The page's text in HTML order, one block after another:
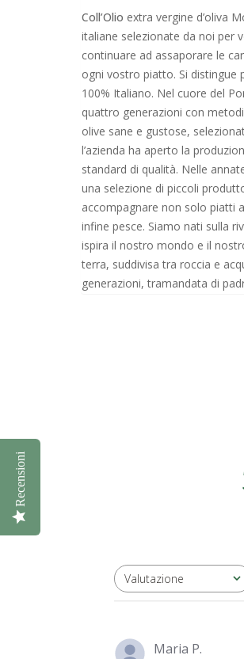
Coll’Olio extra vergine d’oliva
italiane selezionate da noi per
continuare ad assaporare le
ogni vostro piatto. Si distingue
100% Italiano. Nel cuore del
quattro generazioni con
olive sane e gustose,
l’azienda ha aperto la
standard di qualità. Nelle
una selezione di piccoli
accompagnare non solo piatti
infine pesce. Siamo nati sulla
ispira il nostro mondo e il
terra, suddivisa tra roccia e
generazioni, tramandata di
Valutazione
Tutte le valutazioni
Maria P.
Recensioni